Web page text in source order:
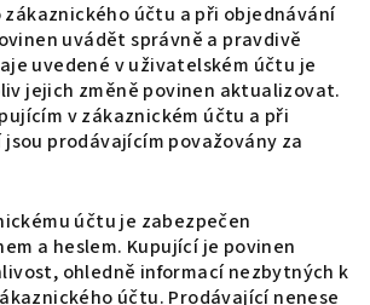
účtu a při objednávání
uvádět správně a pravdivě
uvedené v uživatelském účtu je
jejich změně povinen aktualizovat.
v zákaznickém účtu a při
prodávajícím považovány za
účtu je zabezpečen
a heslem. Kupující je povinen
ohledně informací nezbytných k
účtu. Prodávající nenese